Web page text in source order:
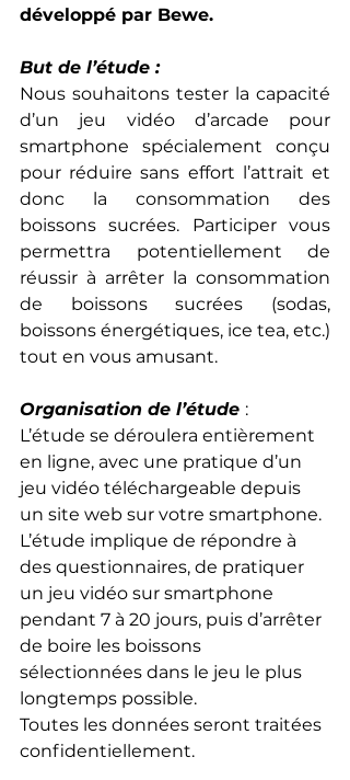
développé par Bewe.
But de l’étude :
Nous souhaitons tester la capacité
d’un jeu vidéo d’arcade pour
smartphone spécialement conçu
pour réduire sans effort l’attrait et
donc la consommation des
boissons sucrées. Participer vous
permettra potentiellement de
réussir à arrêter la consommation
de boissons sucrées (sodas,
boissons énergétiques, ice tea, etc.)
tout en vous amusant.
Organisation de l’étude :
L’étude se déroulera entièrement
en ligne, avec une pratique d’un
jeu vidéo téléchargeable depuis
un site web sur votre smartphone.
L’étude implique de répondre à
des questionnaires, de pratiquer
un jeu vidéo sur smartphone
pendant 7 à 20 jours, puis d’arrêter
de boire les boissons
sélectionnées dans le jeu le plus
longtemps possible.
Toutes les données seront traitées
confidentiellement.